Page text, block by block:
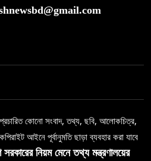
কোনো সংবাদ, তথ্য, ছবি, আলোকচিত্র,
আইনে পূর্বানুমতি ছাড়া ব্যবহার করা যাবে
সরকারের নিয়ম মেনে তথ্য মন্ত্রণালয়ের